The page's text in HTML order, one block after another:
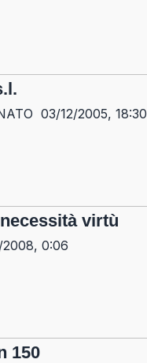
03/12/2005, 18:30
virtù
2008, 0:06
150